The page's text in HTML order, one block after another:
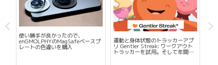
身だしなみにMacBookを持ち歩
Apple Watchを斜めにつけて、画
面が見やすくなるバンドが良すぎ
て外出時に使い始めました。